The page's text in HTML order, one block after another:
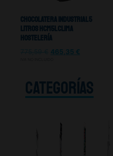
Chocolatera Industrial 5
Litros HCM5L Clima
Hostelería
465,35 €
CATEGORÍAS